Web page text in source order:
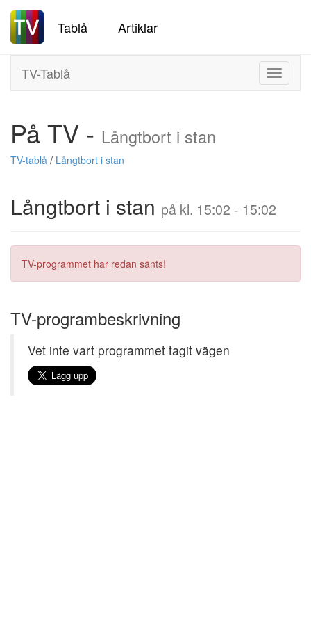
Tablå Artiklar
Toggle
TV-Tablå
På TV - Långtbort i stan
TV-tablå / Långtbort i stan
Långtbort i stan på kl. 15:02 - 15:02
TV-programmet har redan sänts!
TV-programbeskrivning
Vet inte vart programmet tagit vägen